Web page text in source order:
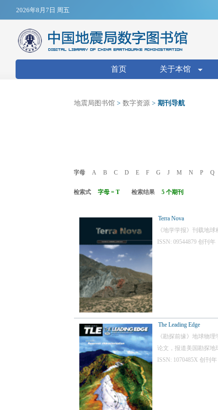
2026年8月7日 周五
搜索表单
首页 关于本馆
地震局图书馆 > 数字资源 > 期刊导航
字母 A B C D E F G J M N P Q
检索式 字母 = T 检索结果 5 个期刊
Terra Nova
《地学学报》刊载地
ISSN: 09544879 创刊
The Leading Edge
《勘探前缘》地球物
论文，报道美国勘探地
ISSN: 1070485X 创刊